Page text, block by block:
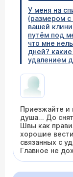
У меня на
(размером с
вашей
путём под
что мне
дней?
удалением
Приезжайте и
душа... До
Швы как
хорошие
связанных с
Главное не